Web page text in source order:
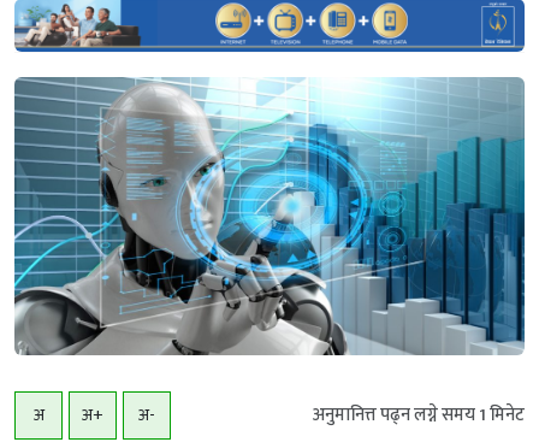
अ अ+ अ- अनुमानित्त पढ्न लग्ने समय1मिनेट